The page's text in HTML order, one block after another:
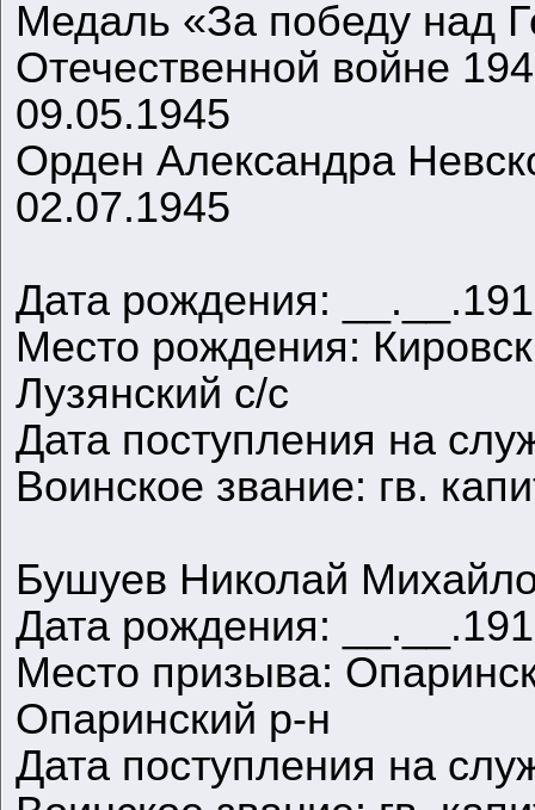
Медаль «За победу над
Отечественной войне
09.05.1945
Орден Александра
02.07.1945
Дата рождения:
Место рождения:
Лузянский с/с
Дата поступления на
Воинское звание: гв.
Бушуев Николай
Дата рождения:
Место призыва:
Опаринский р-н
Дата поступления на